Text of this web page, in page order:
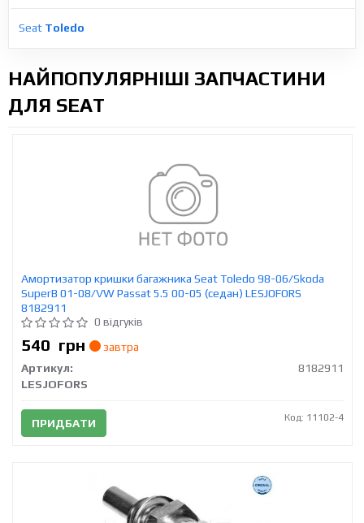
Seat Toledo
НАЙПОПУЛЯРНІШІ ЗАПЧАСТИНИ
ДЛЯ SEAT
Амортизатор кришки багажника Seat Toledo 98-06/Skoda
SuperB 01-08/VW Passat 5.5 00-05 (седан) LESJOFORS
8182911
0 відгуків
540 грн
завтра
Артикул:
8182911
LESJOFORS
ПРИДБАТИ Код: 11102-4